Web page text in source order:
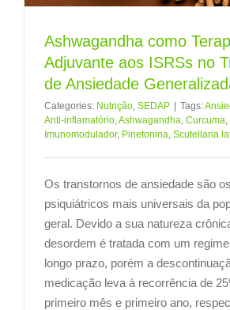
Ashwagandha como
Adjuvante aos ISRSs no
de Ansiedade
Categories: Nutrição SEDAP | Tags:
Anti-inflamatório Ashwagandha Curcuma
Imunomodulador, Pinetonina Scutellaria
Os transtornos de ansiedade são
psiquiátricos mais universais da
geral. Devido a sua natureza
desordem é tratada com um
longo prazo, porém a
medicação leva à recorrência de
primeiro mês e primeiro ano,